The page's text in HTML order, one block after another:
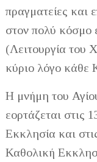
πραγματείες και
στον πολύ κόσμο
(Λειτουργία του
κύριο λόγο κάθε
Η μνήμη του
εορτάζεται στις
Εκκλησία και
Καθολική